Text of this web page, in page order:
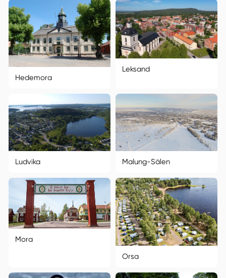
Hedemora
Leksand
Ludvika Malung-Sälen
Mora
Orsa